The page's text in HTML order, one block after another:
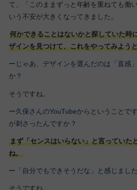
て、「このままずっと年齢を重ねても働
いう不安が大きくなってきました。
何かできることはないかと探していた時
ザインを見つけて、これをやってみよう
ーじゃあ、デザインを選んだのは「直感
か？
そうですね。
ー久保さんのYouTubeからということで
が刺さったんですか？
まず「センスはいらない」と言っていた
ね。
ー「自分でもできそうだな」と感じまし
そうですね。